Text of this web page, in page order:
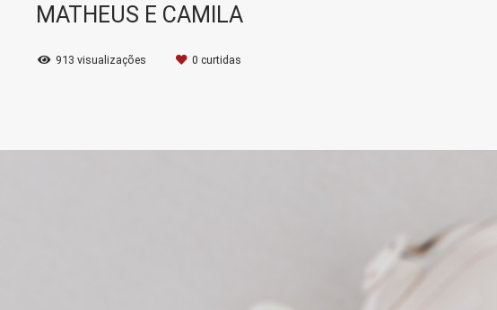
MATHEUS E CAMILA
913 visualizações 0 curtidas